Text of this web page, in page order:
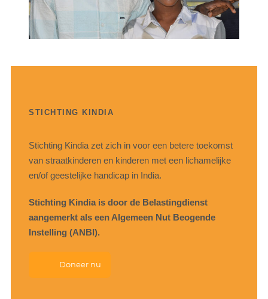
STICHTING KINDIA
Stichting Kindia zet zich in voor een betere toekomst
van straatkinderen en kinderen met een lichamelijke
en/of geestelijke handicap in India.
Stichting Kindia is door de Belastingdienst
aangemerkt als een Algemeen Nut Beogende
Instelling (ANBI).
Doneer nu